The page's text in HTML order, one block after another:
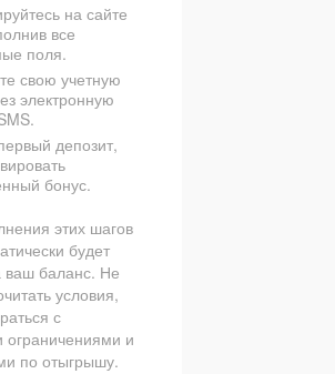
на сайте
все
поля.
свою учетную
электронную
депозит,
бонус.
этих шагов
будет
ваш баланс. Не
условия,
с
и
по отыгрышу.